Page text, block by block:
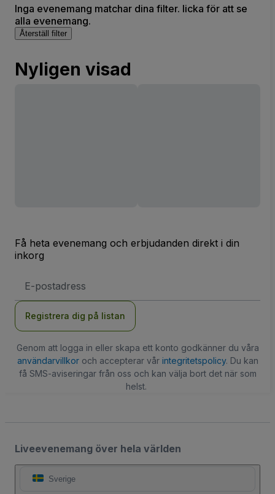
Inga evenemang matchar dina filter. licka för att se
alla evenemang.
Återställ filter
Nyligen visad
Få heta evenemang och erbjudanden direkt i din
inkorg
postadress
Registrera dig på listan
Genom att logga in eller skapa ett konto godkänner du våra
användarvillkoroch accepterar vår integritetspolicy. Du kan
få SMS-aviseringar från oss och kan välja bort det när som
helst.
Liveevenemang över hela världen
Sverige